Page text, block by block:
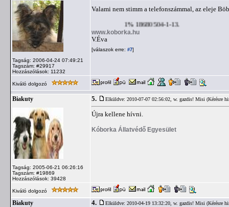
Tagság: 2006-04-24 07:49:21
Tagszám: #29917
Hozzászólások: 11232
Valami nem stimm a telefonszámmal, az eleje
1% 18680504-1-13.
www.koborka.hu
V.Éva
[válaszok erre: #7]
Kiváló dolgozó
Biakuty
Tagság: 2005-06-21 06:26:16
Tagszám: #19869
Hozzászólások: 39428
5. Elküldve: 2010-07-07 02:56:02, w. gazdis! Misi (Kérésre
Újra kellene hívni.
Kóborka Állatvédő Egyesület
Kiváló dolgozó
Biakuty 4. Elküldve: 2010-04-19 13:32:20, w. gazdis! Misi (Kérésre